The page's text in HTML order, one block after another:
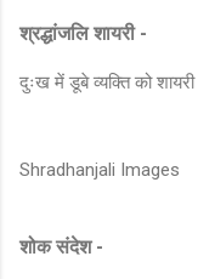
श्रद्धांजलि शायरी -
दुःख में डूबे व्यक्ति को
Shradhanjali Images
शोक संदेश -